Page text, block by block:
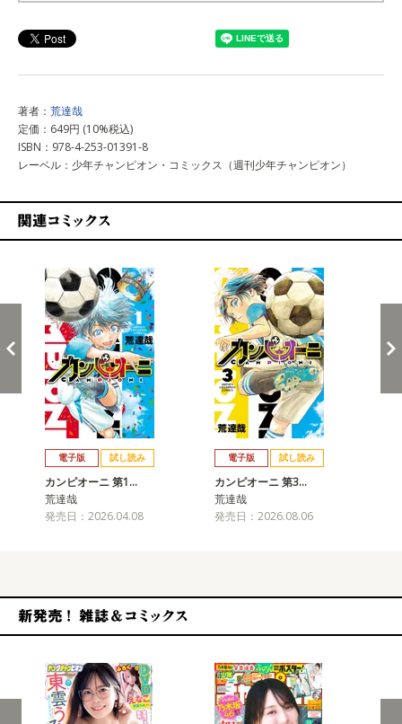
著者： 荒達哉
定価：649円 (10%税込)
ISBN：978-4-253-01391-8
レーベル：少年チャンピオン・コミックス（週刊少年チャンピオン）
電子版 試し読み
カンピオーニ 第1…
荒達哉
発売日：2026.04.08
電子版 試し読み
カンピオーニ 第3…
荒達哉
発売日：2026.08.06